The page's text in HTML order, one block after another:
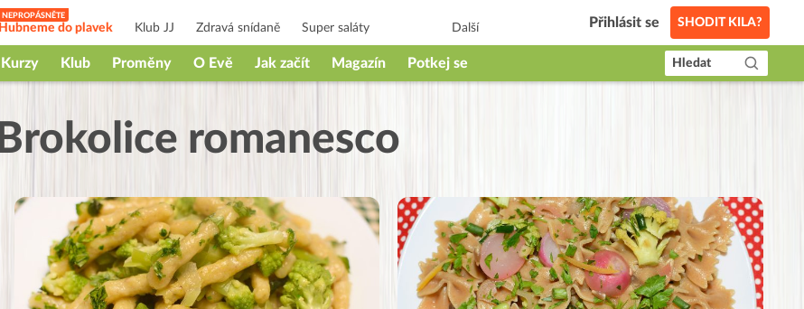
Hubneme do plavek Klub JJ Zdravá snídaně Super saláty Další Přihlásit se SHODIT KILA?
Kurzy Klub Proměny O Evě Jak začít Magazín Potkej se Hledat
Brokolice romanesco